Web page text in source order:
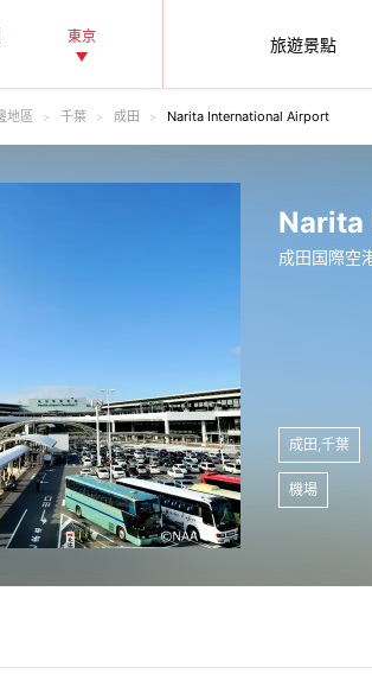
東京 旅遊景點‎
地區 千葉 成田 Narita International Airport
成田国際空
成田,千葉
機場